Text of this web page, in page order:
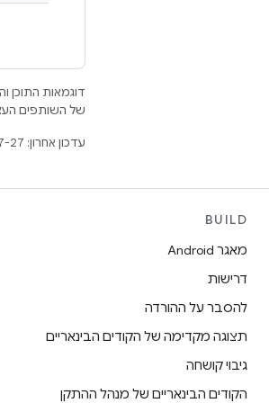
דוגמאות התוכן
של השותפים
עדכון אחרון: 2025-07-27 (שעון UTC).
BUILD
מאגר Android
דרישות
להסבר על ההורדה
תצוגה מקדימה של הקודים הבינאריים
גיבוי קושחה
הקודים הבינאריים של מנהל ההתקן